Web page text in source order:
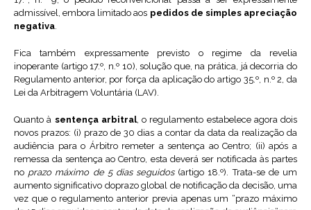
admissível, embora limitado aos pedidos de simples apreciação
negativa.
Fica também expressamente previsto o regime da revelia
inoperante (artigo 17.º, n.º 10), solução que, na prática, já decorria do
Regulamento anterior, por força da aplicação do artigo 35.º, n.º 2, da
Lei da Arbitragem Voluntária (LAV).
Quanto à sentença arbitral, o regulamento estabelece agora dois
novos prazos: (i) prazo de 30 dias a contar da data da realização da
audiência para o Árbitro remeter a sentença ao Centro; (ii) após a
remessa da sentença ao Centro, esta deverá ser notificada às partes
no prazo máximo de 5 dias seguidos(artigo 18.º). Trata-se de um
aumento significativo doprazo global de notificação da decisão, uma
vez que o regulamento anterior previa apenas um “prazo máximo